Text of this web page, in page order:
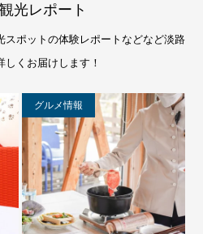
光レポート
スポットの体験レポートなどなど淡路
しくお届けします！
グルメ情報